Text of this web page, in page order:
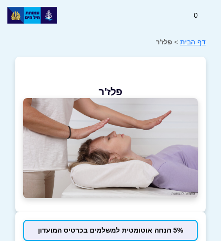
0
דף הבית > פלז'ר
פלז'ר
5% הנחה אוטומטית למשלמים בכרטיס המועדון